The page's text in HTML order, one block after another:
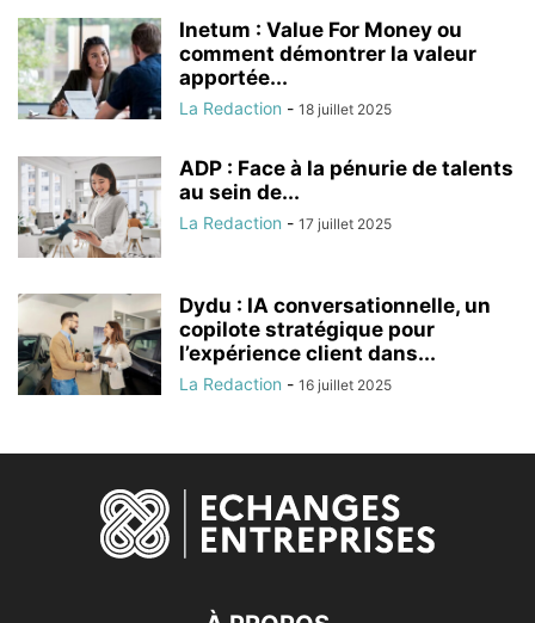
Inetum : Value For Money ou
comment démontrer la valeur
apportée...
La Redaction - 18 juillet 2025
ADP : Face à la pénurie de talents
au sein de...
La Redaction - 17 juillet 2025
Dydu : IA conversationnelle, un
copilote stratégique pour
l’expérience client dans...
La Redaction - 16 juillet 2025